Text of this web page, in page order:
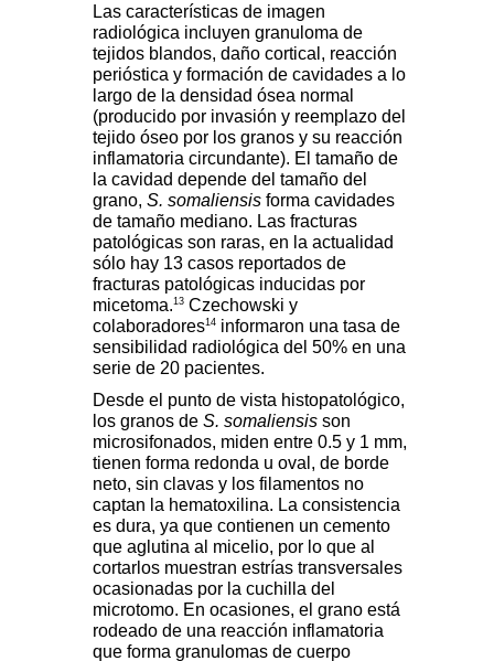
Las características de imagen
radiológica incluyen granuloma de
tejidos blandos, daño cortical, reacción
perióstica y formación de cavidades a lo
largo de la densidad ósea normal
(producido por invasión y reemplazo del
tejido óseo por los granos y su reacción
inflamatoria circundante). El tamaño de
la cavidad depende del tamaño del
grano, S. somaliensis forma cavidades
de tamaño mediano. Las fracturas
patológicas son raras, en la actualidad
sólo hay 13 casos reportados de
fracturas patológicas inducidas por
micetoma.13 Czechowski y
colaboradores14 informaron una tasa de
sensibilidad radiológica del 50% en una
serie de 20 pacientes.
Desde el punto de vista histopatológico,
los granos de S. somaliensis son
microsifonados, miden entre 0.5 y 1 mm,
tienen forma redonda u oval, de borde
neto, sin clavas y los filamentos no
captan la hematoxilina. La consistencia
es dura, ya que contienen un cemento
que aglutina al micelio, por lo que al
cortarlos muestran estrías transversales
ocasionadas por la cuchilla del
microtomo. En ocasiones, el grano está
rodeado de una reacción inflamatoria
que forma granulomas de cuerpo